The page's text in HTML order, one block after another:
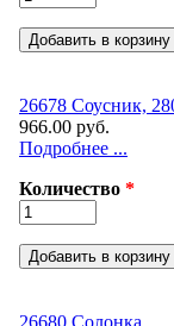
26678 Соусник,
966.00 руб.
Подробнее ...
Количество *
26680 Солонка